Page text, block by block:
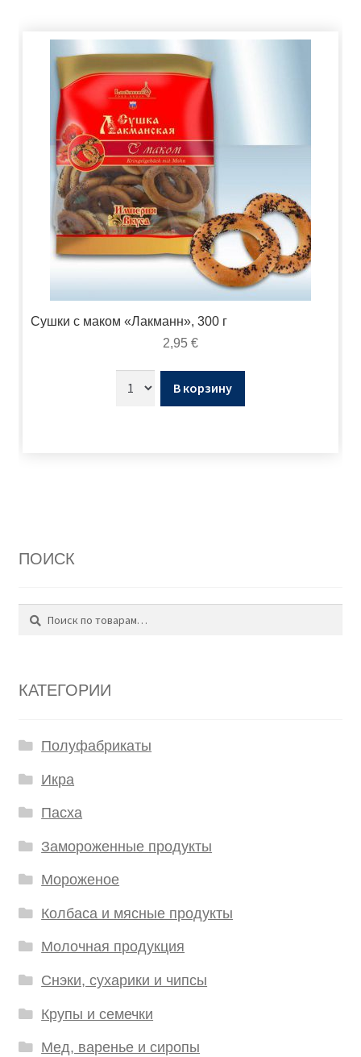
Сушки с маком «Лакманн», 300 г
2,95 €
В корзину
ПОИСК
Поиск
КАТЕГОРИИ
Полуфабрикаты
Икра
Пасха
Замороженные продукты
Мороженое
Колбаса и мясные продукты
Молочная продукция
Снэки, сухарики и чипсы
Крупы и семечки
Мед, варенье и сиропы